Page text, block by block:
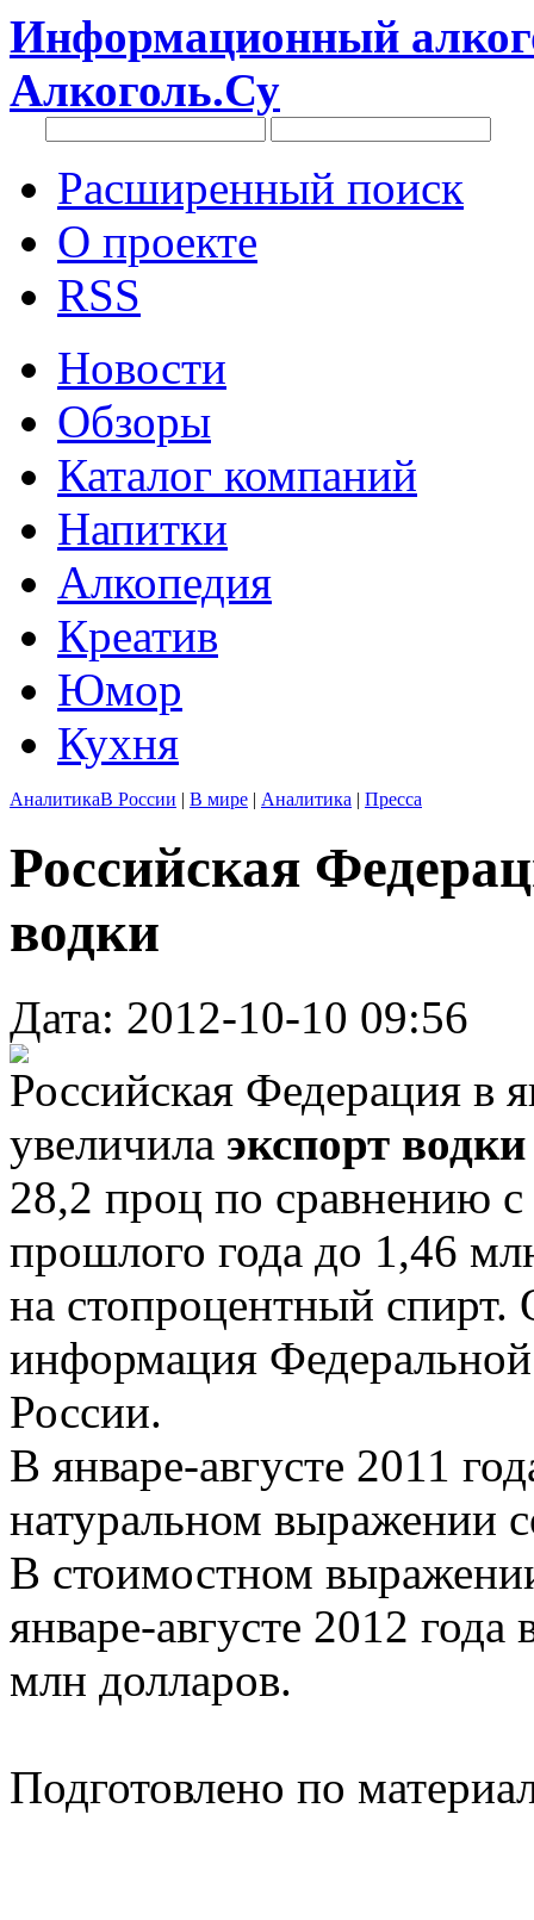
Информационный
Алкоголь.Су
Расширенный поиск
О проекте
RSS
Новости
Обзоры
Каталог компаний
Напитки
Алкопедия
Креатив
Юмор
Кухня
АналитикаВ России | В мире | Аналитика | Пресса
Российская
водки
Дата: 2012-10-10 09:56
Российская Федерация в
увеличила экспорт
28,2 проц по сравнению
прошлого года до 1,46
на стопроцентный спирт.
информация
России.
В январе-августе 2011
натуральном выражении
В стоимостном
январе-августе 2012
млн долларов.
Подготовлено по